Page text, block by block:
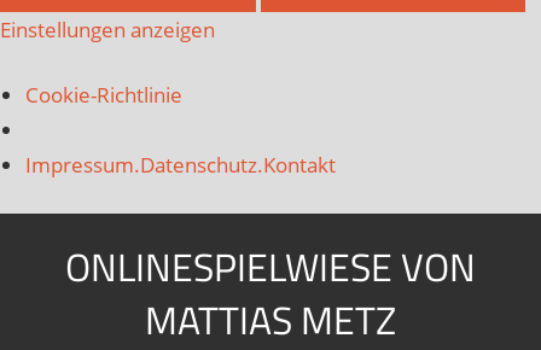
Einstellungen anzeigen
Cookie-Richtlinie
Impressum.Datenschutz.Kontakt
ONLINESPIELWIESE VON
MATTIAS METZ